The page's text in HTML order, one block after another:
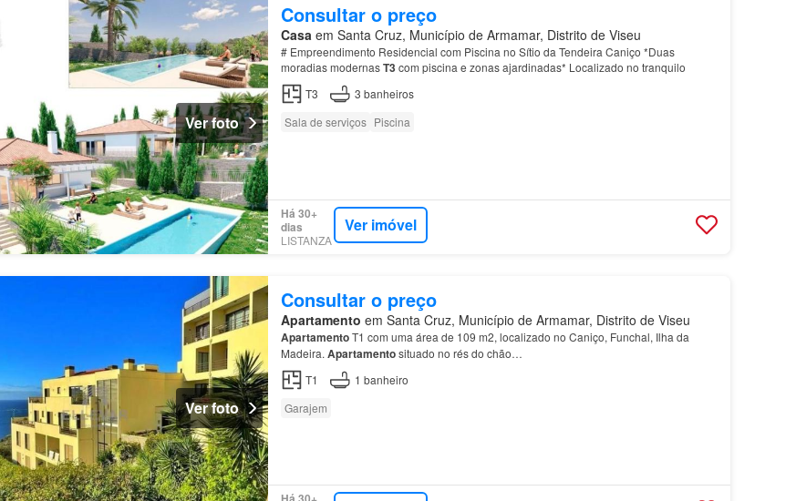
Ver foto
Consultar o preço
Casaem Santa Cruz, Município de Armamar, Distrito de Viseu
# Empreendimento Residencial com Piscina no Sítio da Tendeira Caniço *Duas
moradias modernasT3com piscina e zonas ajardinadas* Localizado no tranquilo
T3
3 banheiros
Sala de serviços Piscina
Há 30+
dias
LISTANZA
Ver imóvel
Ver foto
Consultar o preço
Apartamento em Santa Cruz, Município de Armamar, Distrito de Viseu
ApartamentoT1 com uma área de 109 m2, localizado no Caniço, Funchal, Ilha da
Madeira. Apartamentosituado no rés do chão…
T1
1 banheiro
Garajem